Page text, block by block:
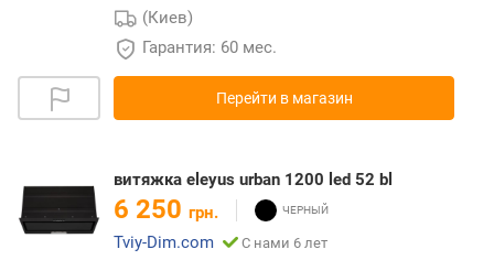
(Киев)
Гарантия: 60 мес.
Перейти в магазин
витяжка eleyus urban 1200 led 52 bl
6 250 грн.
Tviy-Dim.com
С нами 6 лет